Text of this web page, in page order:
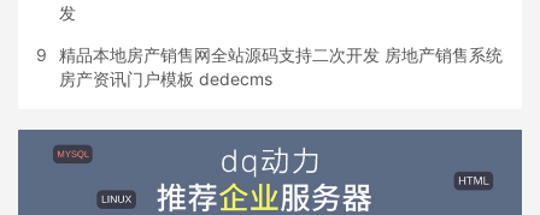
发
9
精品本地房产销售网全站源码支持二次开发 房地产销售系统
房产资讯门户模板 dedecms